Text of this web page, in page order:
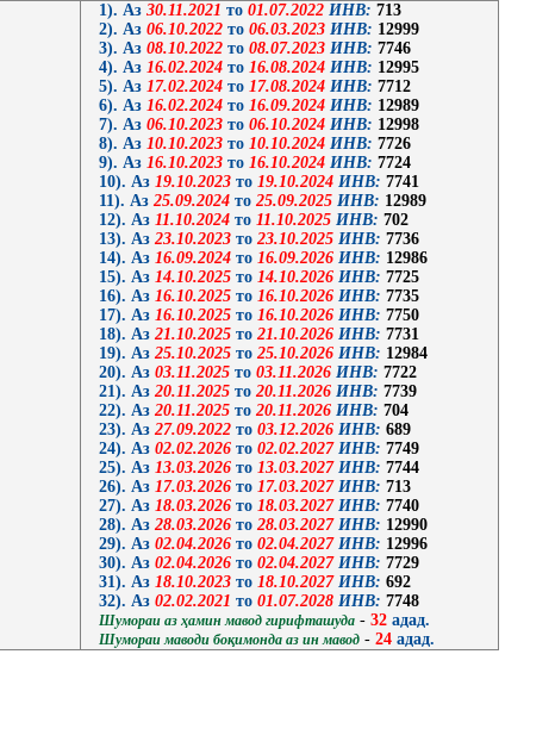
1). Аз 30.11.2021 то 01.07.2022 ИНВ: 713
2). Аз 06.10.2022 то 06.03.2023 ИНВ: 12999
3). Аз 08.10.2022 то 08.07.2023 ИНВ: 7746
4). Аз 16.02.2024 то 16.08.2024 ИНВ: 12995
5). Аз 17.02.2024 то 17.08.2024 ИНВ: 7712
6). Аз 16.02.2024 то 16.09.2024 ИНВ: 12989
7). Аз 06.10.2023 то 06.10.2024 ИНВ: 12998
8). Аз 10.10.2023 то 10.10.2024 ИНВ: 7726
9). Аз 16.10.2023 то 16.10.2024 ИНВ: 7724
10). Аз 19.10.2023 то 19.10.2024 ИНВ: 7741
11). Аз 25.09.2024 то 25.09.2025 ИНВ: 12989
12). Аз 11.10.2024 то 11.10.2025 ИНВ: 702
13). Аз 23.10.2023 то 23.10.2025 ИНВ: 7736
14). Аз 16.09.2024 то 16.09.2026 ИНВ: 12986
15). Аз 14.10.2025 то 14.10.2026 ИНВ: 7725
16). Аз 16.10.2025 то 16.10.2026 ИНВ: 7735
17). Аз 16.10.2025 то 16.10.2026 ИНВ: 7750
18). Аз 21.10.2025 то 21.10.2026 ИНВ: 7731
19). Аз 25.10.2025 то 25.10.2026 ИНВ: 12984
20). Аз 03.11.2025 то 03.11.2026 ИНВ: 7722
21). Аз 20.11.2025 то 20.11.2026 ИНВ: 7739
22). Аз 20.11.2025 то 20.11.2026 ИНВ: 704
23). Аз 27.09.2022 то 03.12.2026 ИНВ: 689
24). Аз 02.02.2026 то 02.02.2027 ИНВ: 7749
25). Аз 13.03.2026 то 13.03.2027 ИНВ: 7744
26). Аз 17.03.2026 то 17.03.2027 ИНВ: 713
27). Аз 18.03.2026 то 18.03.2027 ИНВ: 7740
28). Аз 28.03.2026 то 28.03.2027 ИНВ: 12990
29). Аз 02.04.2026 то 02.04.2027 ИНВ: 12996
30). Аз 02.04.2026 то 02.04.2027 ИНВ: 7729
31). Аз 18.10.2023 то 18.10.2027 ИНВ: 692
32). Аз 02.02.2021 то 01.07.2028 ИНВ: 7748
Шумораи аз ҳамин мавод гирифташуда - 32 адад.
Шумораи маводи боқимонда аз ин мавод - 24 адад.